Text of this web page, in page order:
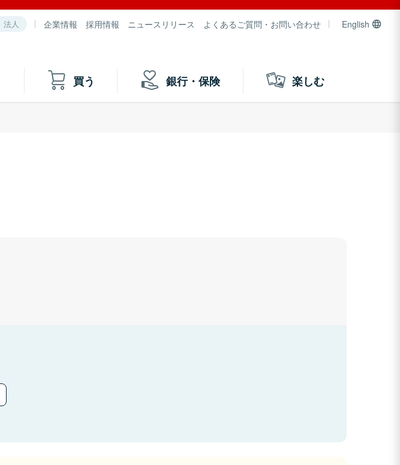
法人 企業情報 採用情報 ニュースリリース よくあるご質問・お問い合わせ English
買う 銀行・保険 楽しむ